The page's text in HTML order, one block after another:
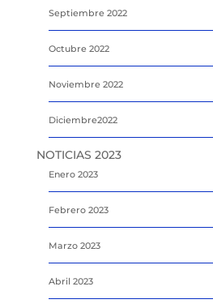
Septiembre 2022
Octubre 2022
Noviembre 2022
Diciembre2022
NOTICIAS 2023
Enero 2023
Febrero 2023
Marzo 2023
Abril 2023